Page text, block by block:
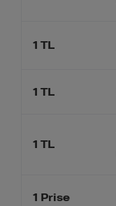
1 TL
1 TL
1 TL
1 Prise